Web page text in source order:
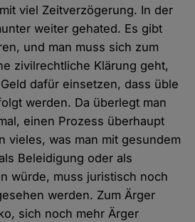
viel Zeitverzögerung. In der
weiter gehated. Es gibt
und man muss sich zum
zivilrechtliche Klärung geht,
dafür einsetzen, dass üble
werden. Da überlegt man
einen Prozess überhaupt
vieles, was man mit gesundem
Beleidigung oder als
würde, muss juristisch noch
werden. Zum Ärger
sich noch mehr Ärger